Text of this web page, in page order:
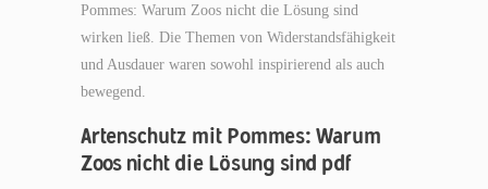
Pommes: Warum Zoos nicht die Lösung sind
wirken ließ. Die Themen von Widerstandsfähigkeit
und Ausdauer waren sowohl inspirierend als auch
bewegend.
Artenschutz mit Pommes: Warum
Zoos nicht die Lösung sind pdf